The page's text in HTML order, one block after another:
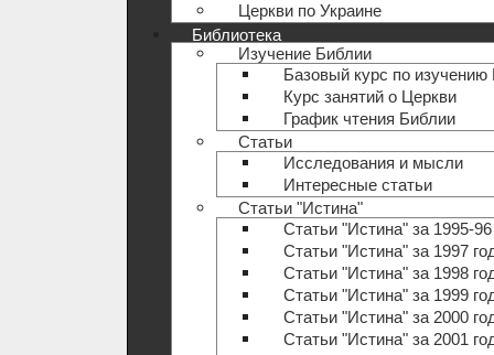
Церкви по Украине
Библиотека
Изучение Библии
Базовый курс по изучению
Курс занятий о Церкви
График чтения Библии
Статьи
Исследования и мысли
Интересные статьи
Статьи "Истина"
Статьи "Истина" за 1995-
Статьи "Истина" за 1997
Статьи "Истина" за 1998
Статьи "Истина" за 1999
Статьи "Истина" за 2000
Статьи "Истина" за 2001